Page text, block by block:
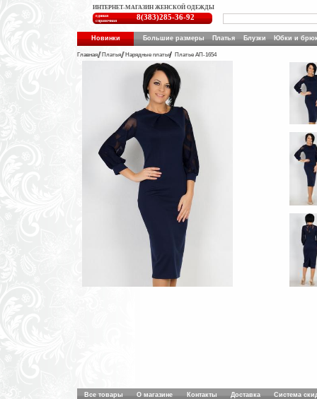
ИНТЕРНЕТ-МАГАЗИН ЖЕНСКОЙ ОДЕЖДЫ
единая
справочная
8(383)285-36-92
Новинки Большие размеры Платья Блузки Юбки и
Главная Платья Нарядные платья Платье АП-1654
Все товары О магазине Контакты Доставка Система